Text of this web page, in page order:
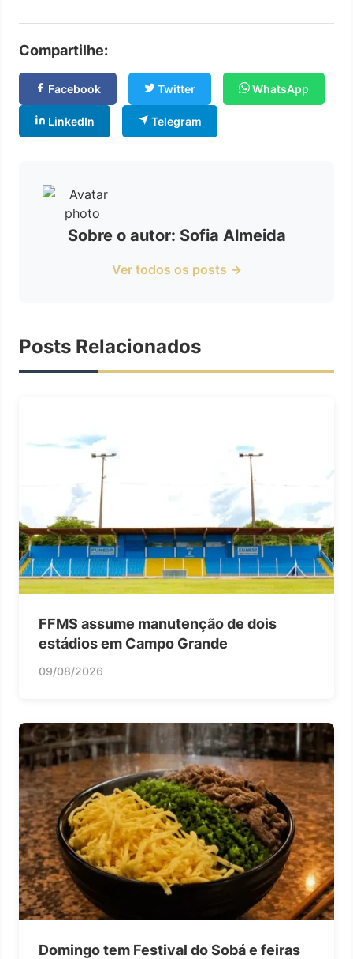
Compartilhe:
Facebook Twitter WhatsApp
LinkedIn Telegram
Sobre o autor: Sofia Almeida
Ver todos os posts →
Posts Relacionados
FFMS assume manutenção de dois
estádios em Campo Grande
09/08/2026
Domingo tem Festival do Sobá e feiras